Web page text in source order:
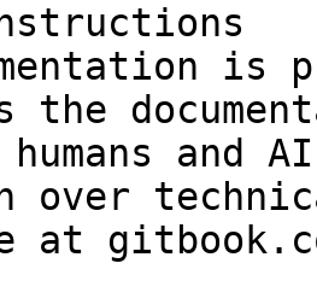
is
the
and
over
at